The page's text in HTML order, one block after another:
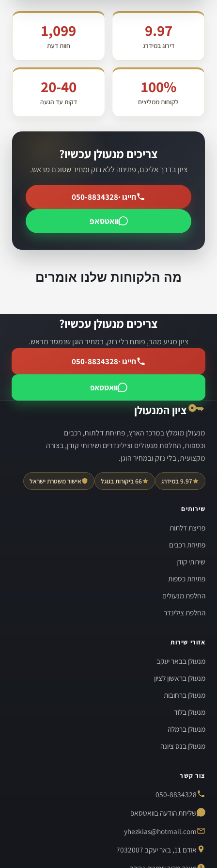
9.97
דירוג במידרג
1,099
חוות דעת
100%
לקוחות ממליצים
20-40
דקות עד הגעה
צריכים מנעולן עכשיו?
ציון בדרך אליכם, פתיחה ללא נזק ומחיר שסוכם מראש.
חייגו ·050-8834328
וואטסאפ
מה הלקוחות שלנו אומרים
צריכים מנעולן עכשיו?
ציון מגיע מהר, פותח בלי נזק, במחיר הוגן שנמסר מראש.
חייגו ·050-8834328
וואטסאפ
ציון המנעולן
מנעולן מומלץ במרכז הארץ, פתיחת דלתות, רכבים
וכספות, החלפת מנעולים וצילינדרים ושירותי קודן, בצורה
מקצועית, בלי נזק ובמחיר הוגן.
9.97 במידרג 66 ביקורות בגוגל אישור משטרת ישראל
שירותים
פריצת דלתות
פתיחת רכבים
שירותי קודן
פתיחת כספות
החלפת מנעולים
החלפת צילינדר
אזורי שירות
מנעולן בבאר יעקב
מנעולן בראשון לציון
מנעולן ברחובות
מנעולן בלוד
מנעולן ברמלה
מנעולן בנס ציונה
צור קשר
050-8834328
שליחת הודעה בוואטסאפ
yhezkias@hotmail.com
אודם 11, באר יעקב 7032007